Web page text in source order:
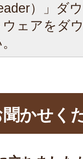
）」ダ
ェアをダ
かせく